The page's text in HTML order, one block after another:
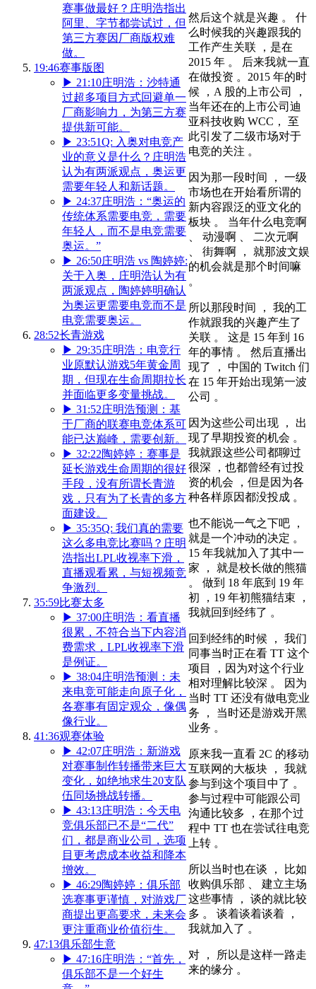
赛事做最好？庄明浩指出
阿里、字节都尝试过，但
第三方赛因厂商版权难
做。
19:46赛事版图
▶ 21:10庄明浩：沙特通
过超多项目方式回避单一
厂商影响力，为第三方赛
提供新可能。
▶ 23:51Q: 入奥对电竞产
业的意义是什么？庄明浩
认为有两派观点，奥运更
需要年轻人和新话题。
▶ 24:37庄明浩：“奥运的
传统体系需要电竞，需要
年轻人，而不是电竞需要
奥运。”
▶ 26:50庄明浩 vs 陶婷婷:
关于入奥，庄明浩认为有
两派观点，陶婷婷明确认
为奥运更需要电竞而不是
电竞需要奥运。
28:52长青游戏
▶ 29:35庄明浩：电竞行
业原默认游戏5年黄金周
期，但现在生命周期拉长
并面临更多变量挑战。
▶ 31:52庄明浩预测：基
于厂商的联赛电竞体系可
能已达巅峰，需要创新。
▶ 32:22陶婷婷：赛事是
延长游戏生命周期的很好
手段，没有所谓长青游
戏，只有为了长青的多方
面建设。
▶ 35:35Q: 我们真的需要
这么多电竞比赛吗？庄明
浩指出LPL收视率下滑，
直播观看累，与短视频竞
争激烈。
35:59比赛太多
▶ 37:00庄明浩：看直播
很累，不符合当下内容消
费需求，LPL收视率下滑
是例证。
▶ 38:04庄明浩预测：未
来电竞可能走向原子化，
各赛事有固定观众，像偶
像行业。
41:36观赛体验
▶ 42:07庄明浩：新游戏
对赛事制作转播带来巨大
变化，如绝地求生20支队
伍同场挑战转播。
▶ 43:13庄明浩：今天电
竞俱乐部已不是“二代”
们，都是商业公司，选项
目更考虑成本收益和降本
增效。
▶ 46:29陶婷婷：俱乐部
选赛事更谨慎，对游戏厂
商提出更高要求，未来会
更注重商业价值衍生。
47:13俱乐部生意
▶ 47:16庄明浩：“首先，
俱乐部不是一个好生
然后这个就是兴趣 。 什
么时候我的兴趣跟我的
工作产生关联 ，是在
2015 年 。 后来我就一直
在做投资 。2015 年的时
候 ，A 股的上市公司 ，
当年还在的上市公司迪
亚科技收购 WCC， 至
此引发了二级市场对于
电竞的关注 。
因为那一段时间 ， 一级
市场也在开始看所谓的
新内容跟泛的亚文化的
板块 。 当年什么电竞啊
、 动漫啊 、 二次元啊
、 街舞啊 ， 就那波文娱
的机会就是那个时间嘛
。
所以那段时间 ， 我的工
作就跟我的兴趣产生了
关联 。 这是 15 年到 16
年的事情 。 然后直播出
现了 ， 中国的 Twitch 们
在 15 年开始出现第一波
公司 。
因为这些公司出现 ， 出
现了早期投资的机会 。
我就跟这些公司都聊过
很深 ，也都曾经有过投
资的机会 ，但是因为各
种各样原因都没投成 。
也不能说一气之下吧 ，
就是一个冲动的决定 。
15 年我就加入了其中一
家 ， 就是校长做的熊猫
。 做到 18 年底到 19 年
初 ，19 年初熊猫结束 ，
我就回到经纬了 。
回到经纬的时候 ， 我们
同事当时正在看 TT 这个
项目 ，因为对这个行业
相对理解比较深 。 因为
当时 TT 还没有做电竞业
务 ， 当时还是游戏开黑
业务 。
原来我一直看 2C 的移动
互联网的大板块 ， 我就
参与到这个项目中了 。
参与过程中可能跟公司
沟通比较多 ，在那个过
程中 TT 也在尝试往电竞
上转 。
所以当时也在谈 ， 比如
收购俱乐部 、 建立主场
这些事情 ， 谈的就比较
多 。 谈着谈着谈着 ，
我就加入了 。
对 ， 所以是这样一路走
来的缘分 。